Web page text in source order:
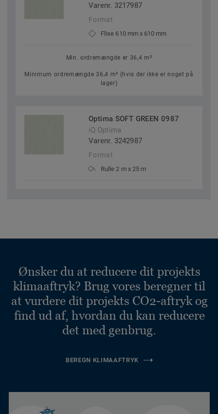
Varenr. 3217987
Format
Flise 610 mm x 610 mm
Min. ordremængde er 36,4 m²
Minimum ordremængde 36,4 m² (hvis der ikke er noget på
lager)
Optima SOFT GREEN 0987
iQ Optima
Varenr. 3242987
Format
Rulle 2 m x 25 m
Ønsker du at reducere dit projekts
klimaaftryk? Brug vores beregner til
at vurdere dit projekts CO2-aftryk og
find ud af, hvordan du kan reducere
det med genbrug.
BEREGN KLIMAAFTRYK